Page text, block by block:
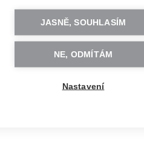
JASNĚ, SOUHLASÍM
NE, ODMÍTÁM
Nastavení